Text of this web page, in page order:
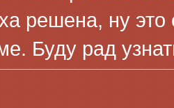
решена, ну это
Буду рад